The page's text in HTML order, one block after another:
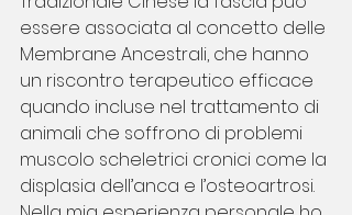
essere associata al concetto delle
Membrane Ancestrali, che hanno
un riscontro terapeutico efficace
quando incluse nel trattamento di
animali che soffrono di problemi
muscolo scheletrici cronici come la
displasia dell’anca e l’osteoartrosi.